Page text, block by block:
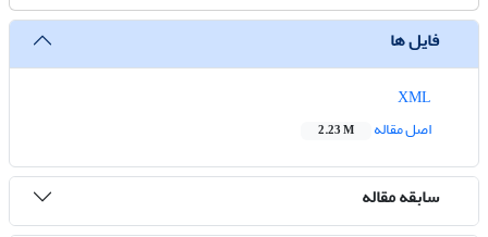
فایل ها
اصل مقاله
2.23 M
سابقه مقاله